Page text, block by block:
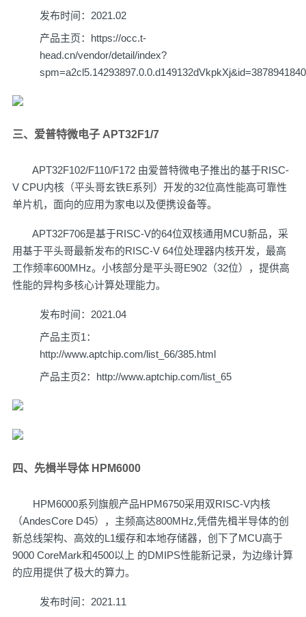
发布时间：2021.02
产品主页： https://occ.t-
head.cn/vendor/detail/index?
三、爱普特微电子 APT32F1/7
APT32F102/F110/F172 由爱普特微电子推出的基于RISC-
V CPU内核（平头哥玄铁E系列）开发的32位高性能高可靠性
单片机，面向的应用为家电以及便携设备等。
APT32F706是基于RISC-V的64位双核通用MCU新品，采
用基于平头哥最新发布的RISC-V 64位处理器内核开发，最高
工作频率600MHz。小核部分是平头哥E902（32位），提供高
性能的异构多核心计算处理能力。
发布时间：2021.04
产品主页1：
http://www.aptchip.com/list_66/385.html
产品主页2： http://www.aptchip.com/list_65
四、先楫半导体 HPM6000
HPM6000系列旗舰产品HPM6750采用双RISC-V内核
（AndesCore D45），主频高达800MHz,凭借先楫半导体的创
新总线架构、高效的L1缓存和本地存储器，创下了MCU高于
9000 CoreMark和4500以上 的DMIPS性能新记录，为边缘计算
的应用提供了极大的算力。
发布时间：2021.11